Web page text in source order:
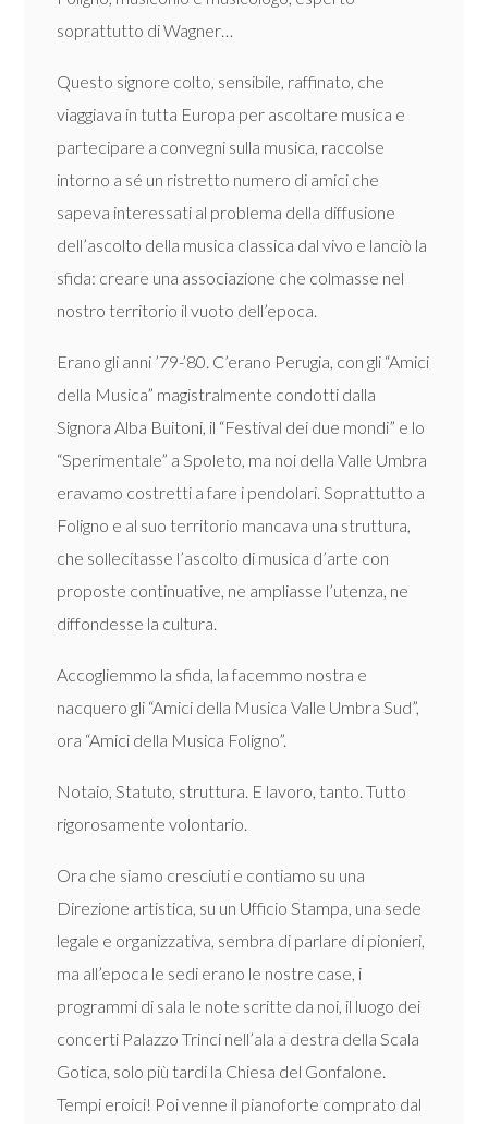
soprattutto di Wagner…
Questo signore colto, sensibile, raffinato, che
viaggiava in tutta Europa per ascoltare musica e
partecipare a convegni sulla musica, raccolse
intorno a sé un ristretto numero di amici che
sapeva interessati al problema della diffusione
dell’ascolto della musica classica dal vivo e lanciò la
sfida: creare una associazione che colmasse nel
nostro territorio il vuoto dell’epoca.
Erano gli anni ’79-’80. C’erano Perugia, con gli “Amici
della Musica” magistralmente condotti dalla
Signora Alba Buitoni, il “Festival dei due mondi” e lo
“Sperimentale” a Spoleto, ma noi della Valle Umbra
eravamo costretti a fare i pendolari. Soprattutto a
Foligno e al suo territorio mancava una struttura,
che sollecitasse l’ascolto di musica d’arte con
proposte continuative, ne ampliasse l’utenza, ne
diffondesse la cultura.
Accogliemmo la sfida, la facemmo nostra e
nacquero gli “Amici della Musica Valle Umbra Sud”,
ora “Amici della Musica Foligno”.
Notaio, Statuto, struttura. E lavoro, tanto. Tutto
rigorosamente volontario.
Ora che siamo cresciuti e contiamo su una
Direzione artistica, su un Ufficio Stampa, una sede
legale e organizzativa, sembra di parlare di pionieri,
ma all’epoca le sedi erano le nostre case, i
programmi di sala le note scritte da noi, il luogo dei
concerti Palazzo Trinci nell’ala a destra della Scala
Gotica, solo più tardi la Chiesa del Gonfalone.
Tempi eroici! Poi venne il pianoforte comprato dal